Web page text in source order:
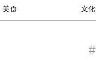
美食 文化
#